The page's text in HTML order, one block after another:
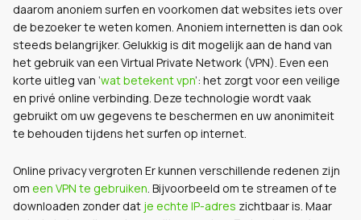
daarom anoniem surfen en voorkomen dat websites iets over
de bezoeker te weten komen. Anoniem internetten is dan ook
steeds belangrijker. Gelukkig is dit mogelijk aan de hand van
het gebruik van een Virtual Private Network (VPN). Even een
korte uitleg van ‘wat betekent vpn’: het zorgt voor een veilige
en privé online verbinding. Deze technologie wordt vaak
gebruikt om uw gegevens te beschermen en uw anonimiteit
te behouden tijdens het surfen op internet.
Online privacy vergroten Er kunnen verschillende redenen zijn
om een VPN te gebruiken. Bijvoorbeeld om te streamen of te
downloaden zonder dat je echte IP-adres zichtbaar is. Maar